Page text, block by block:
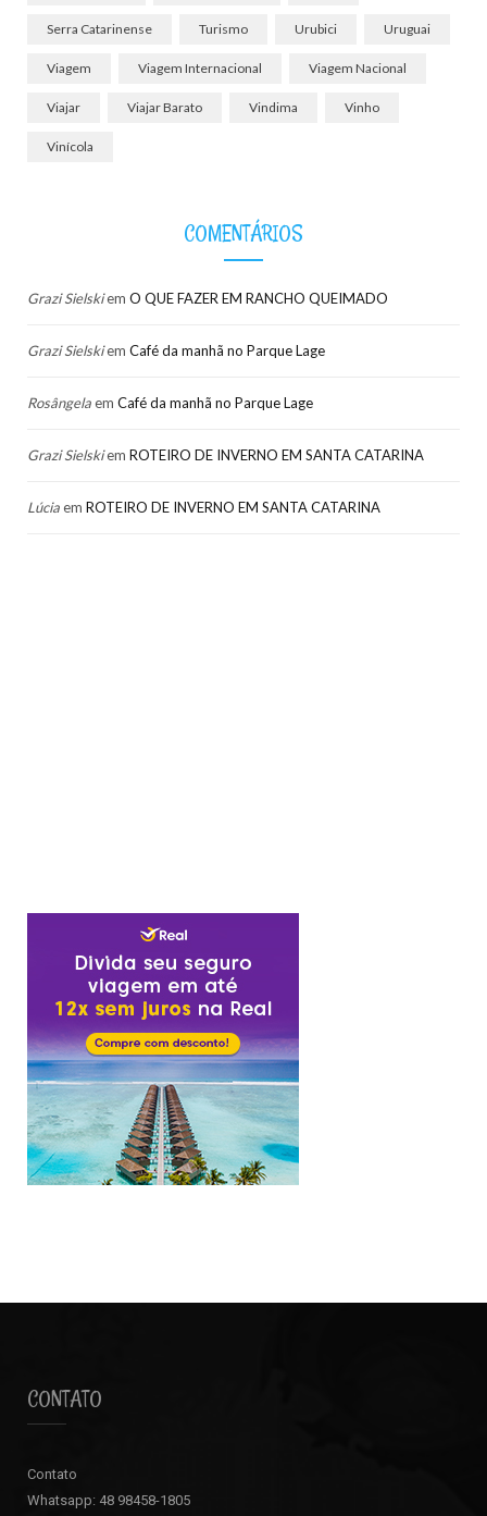
Serra Catarinense Turismo Urubici Uruguai
Viagem Viagem Internacional Viagem Nacional
Viajar Viajar Barato Vindima Vinho
Vinícola
COMENTÁRIOS
Grazi Sielskiem O QUE FAZER EM RANCHO QUEIMADO
Grazi Sielskiem Café da manhã no Parque Lage
Rosângelaem Café da manhã no Parque Lage
Grazi Sielskiem ROTEIRO DE INVERNO EM SANTA CATARINA
Lúciaem ROTEIRO DE INVERNO EM SANTA CATARINA
CONTATO
Contato
Whatsapp: 48 98458-1805